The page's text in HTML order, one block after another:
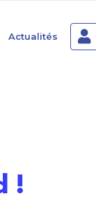
Actualités
!